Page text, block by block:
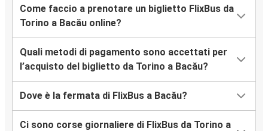
Come faccio a prenotare un biglietto FlixBus da
Torino a Bacău online?
Quali metodi di pagamento sono accettati per
l’acquisto del biglietto da Torino a Bacău?
Dove è la fermata di FlixBus a Bacău?
Ci sono corse giornaliere di FlixBus da Torino a